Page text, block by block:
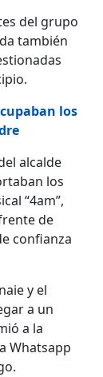
del grupo
también
los
alcalde
los
“4am”,
de
confianza
y el
a un
a la
Whatsapp